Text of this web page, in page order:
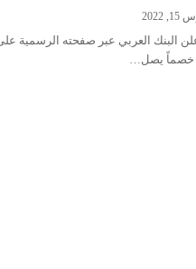
2022
البنك العربي عبر صفحته
خصماً يصل…